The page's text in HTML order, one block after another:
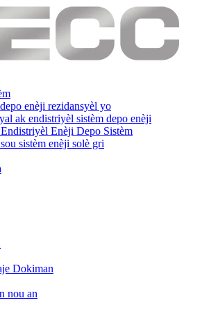
enèji rezidansyèl yo
ak endistriyèl sistèm depo enèji
Enèji Depo Sistèm
sistèm enèji solè gri
Dokiman
nou an